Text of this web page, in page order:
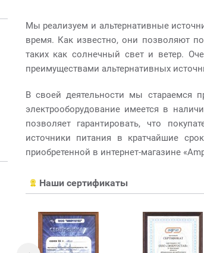
Мы реализуем и альтернативные
время. Как известно, они позволяют
таких как солнечный свет и ветер.
преимуществами альтернативных
В своей деятельности мы стараемся
электрооборудование имеется в
позволяет гарантировать, что
источники питания в кратчайшие
приобретенной в интернет-магазине
Наши сертификаты